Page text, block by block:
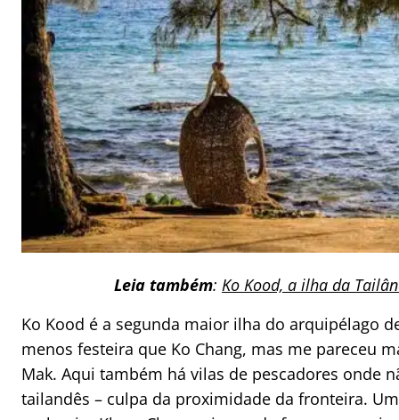
Leia também: Ko Kood, a ilha da
Ko Kood é a segunda maior ilha do arquipélago
menos festeira que Ko Chang, mas me pareceu
Mak. Aqui também há vilas de pescadores onde
tailandês – culpa da proximidade da fronteira.